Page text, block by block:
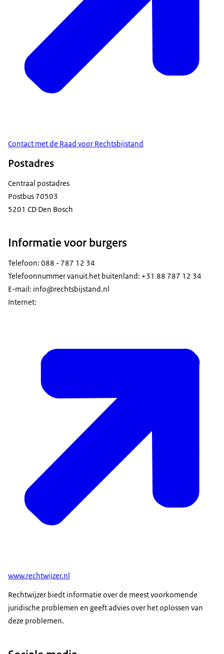
Contact met de Raad voor Rechtsbijstand
Postadres
Centraal postadres
Postbus 70503
5201 CD Den Bosch
Informatie voor burgers
Telefoon: 088 - 787 12 34
Telefoonnummer vanuit het buitenland: +31 88 787 12 34
E-mail: info@rechtsbijstand.nl
Internet:
www.rechtwijzer.nl
Rechtwijzer biedt informatie over de meest voorkomende
juridische problemen en geeft advies over het oplossen van
deze problemen.